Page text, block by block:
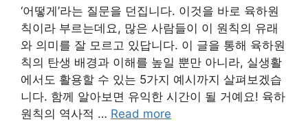
‘어떻게’라는 질문을 던집니다. 이것을 바로 육하원
칙이라 부르는데요, 많은 사람들이 이 원칙의 유래
와 의미를 잘 모르고 있답니다. 이 글을 통해 육하원
칙의 탄생 배경과 이해를 높일 뿐만 아니라, 실생활
에서도 활용할 수 있는 5가지 예시까지 살펴보겠습
니다. 함께 알아보면 유익한 시간이 될 거예요! 육하
원칙의 역사적 … Read more